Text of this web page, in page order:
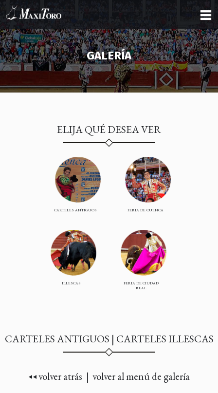
GALERÍA
ELIJA QUÉ DESEA VER
CARTELES ANTIGUOS FERIA DE CUENCA
ILLESCAS
FERIA DE CIUDAD
REAL
CARTELES ANTIGUOS | CARTELES ILLESCAS
volver atrás | volver al menú de galería